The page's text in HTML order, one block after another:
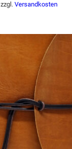
zzgl. Versandkosten